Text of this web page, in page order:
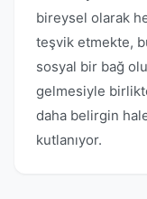
bireysel olarak
teşvik etmekte,
sosyal bir bağ
gelmesiyle
daha belirgin
kutlanıyor.